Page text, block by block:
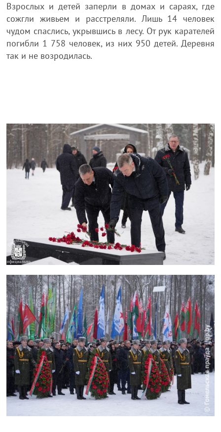
Взрослых и детей заперли в домах и сараях, где
сожгли живьем и расстреляли. Лишь 14 человек
чудом спаслись, укрывшись в лесу. От рук карателей
погибли 1 758 человек, из них 950 детей. Деревня
так и не возродилась.